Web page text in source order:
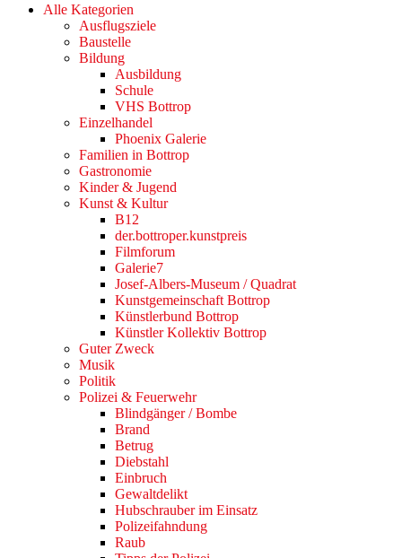
Alle Kategorien
Ausflugsziele
Baustelle
Bildung
Ausbildung
Schule
VHS Bottrop
Einzelhandel
Phoenix Galerie
Familien in Bottrop
Gastronomie
Kinder & Jugend
Kunst & Kultur
B12
der.bottroper.kunstpreis
Filmforum
Galerie7
Josef-Albers-Museum / Quadrat
Kunstgemeinschaft Bottrop
Künstlerbund Bottrop
Künstler Kollektiv Bottrop
Guter Zweck
Musik
Politik
Polizei & Feuerwehr
Blindgänger / Bombe
Brand
Betrug
Diebstahl
Einbruch
Gewaltdelikt
Hubschrauber im Einsatz
Polizeifahndung
Raub